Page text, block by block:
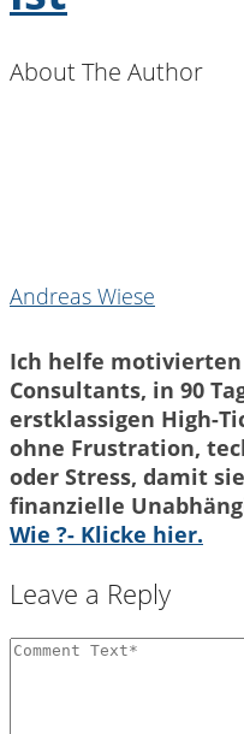
About The Author
Andreas Wiese
Ich helfe motivierten
Consultants, in 90
erstklassigen High-
ohne Frustration,
oder Stress, damit
finanzielle
Wie ?- Klicke hier.
Leave a Reply